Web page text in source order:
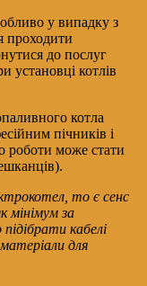
у випадку з
проходити
до послуг
установці котлів
котла
пічників і
роботи може стати
то є сенс
мінімум за
кабелі
для